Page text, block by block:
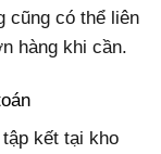
cũng có thể liên
hàng khi cần.
kết tại kho